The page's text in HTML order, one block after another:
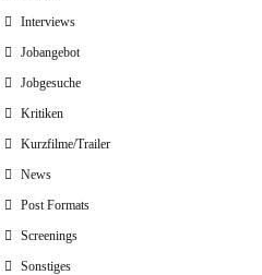
Interviews
Jobangebot
Jobgesuche
Kritiken
Kurzfilme/Trailer
News
Post Formats
Screenings
Sonstiges